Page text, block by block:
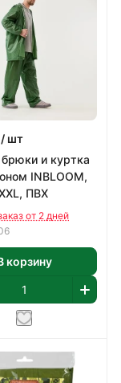
/ шт
и куртка
INBLOOM,
ПВХ
от 2 дней
корзину